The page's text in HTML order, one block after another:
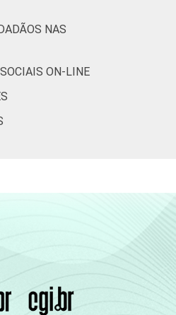
NAS
ON-LINE